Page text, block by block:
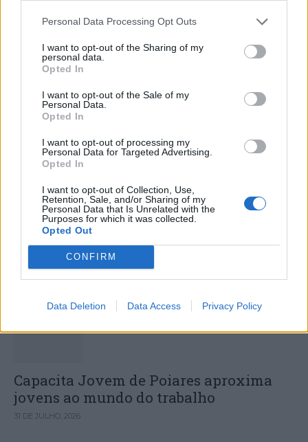
Personal Data Processing Opt Outs
I want to opt-out of the Sharing of my
personal data.
Opted In
I want to opt-out of the Sale of my
Personal Data.
Opted In
I want to opt-out of processing my
Personal Data for Targeted Advertising.
Opted In
I want to opt-out of Collection, Use,
Retention, Sale, and/or Sharing of my
Personal Data that Is Unrelated with the
Purposes for which it was collected.
Opted Out
CONFIRM
Data Deletion Data Access Privacy Policy
Colheita de sangue regressa ao
de agosto
DESTAQUES
Deputados do PSD saúdam Banda
Sinfónica da ARMAB pelo 1º lugar...
31 DE JULHO, 2026
Capacita Jovem de Poiares aproxima
jovens ao mundo do trabalho
31 DE JULHO, 2026